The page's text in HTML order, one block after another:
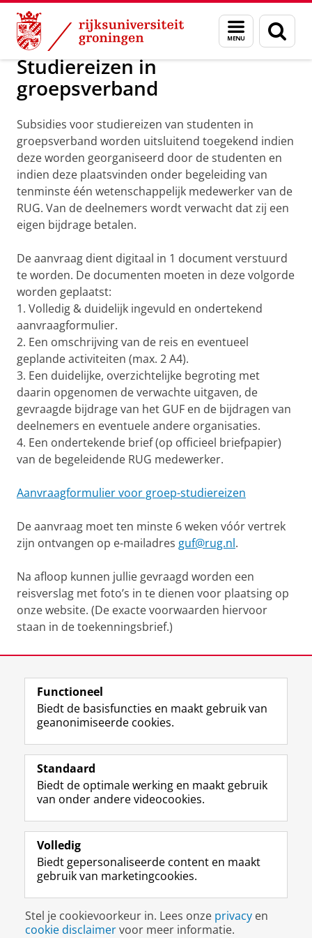
Skip
Content
Skip
Navigation
Menu
en
zoeken
Alumni Subsidie aanvragen
Studiereizen in
groepsverband
Subsidies voor studiereizen van studenten in
groepsverband worden uitsluitend toegekend indien
deze worden georganiseerd door de studenten en
indien deze plaatsvinden onder begeleiding van
tenminste één wetenschappelijk medewerker van de
RUG. Van de deelnemers wordt verwacht dat zij een
eigen bijdrage betalen.
De aanvraag dient digitaal in 1 document verstuurd
te worden. De documenten moeten in deze volgorde
worden geplaatst:
1. Volledig & duidelijk ingevuld en ondertekend
aanvraagformulier.
2. Een omschrijving van de reis en eventueel
geplande activiteiten (max. 2 A4).
3. Een duidelijke, overzichtelijke begroting met
daarin opgenomen de verwachte uitgaven, de
gevraagde bijdrage van het GUF en de bijdragen van
deelnemers en eventuele andere organisaties.
4. Een ondertekende brief (op officieel briefpapier)
van de begeleidende RUG medewerker.
Aanvraagformulier voor groep-studiereizen
De aanvraag moet ten minste 6 weken vóór vertrek
zijn ontvangen op e-mailadres guf@rug.nl.
Na afloop kunnen jullie gevraagd worden een
reisverslag met foto’s in te dienen voor plaatsing op
onze website. (De exacte voorwaarden hiervoor
staan in de toekenningsbrief.)
View this page in:English
Volg de RUG
F
a
e
b
o
p
a
i
n
a
L
i
k
e
I
-
p
g
i
n
R
S
-
f
e
R
k
s
u
I
n
t
r
m
c
c
o
Y
o
T
e
k
a
a
Studiekiezers
Alumni
Over ons
Disclaimer & Copyright
Inloggen
Functioneel
Biedt de basisfuncties en maakt gebruik van
geanonimiseerde cookies.
Standaard
Biedt de optimale werking en maakt gebruik
van onder andere videocookies.
Volledig
Biedt gepersonaliseerde content en maakt
gebruik van marketingcookies.
Stel je cookievoorkeur in. Lees onze privacy en
cookie disclaimervoor meer informatie.